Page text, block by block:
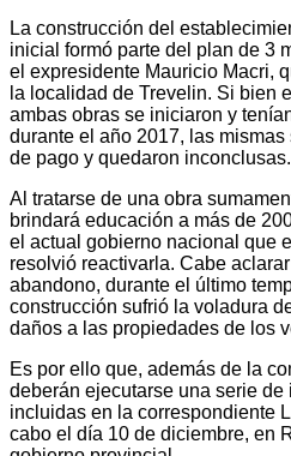
La construcción del
inicial formó parte del plan de 3
el expresidente Mauricio Macri,
la localidad de Trevelin. Si bien
ambas obras se iniciaron y
durante el año 2017, las
de pago y quedaron inconclusas.
Al tratarse de una obra
brindará educación a más de
el actual gobierno nacional que
resolvió reactivarla. Cabe
abandono, durante el último
construcción sufrió la voladura
daños a las propiedades de los
Es por ello que, además de la
deberán ejecutarse una serie de
incluidas en la correspondiente
cabo el día 10 de diciembre, en